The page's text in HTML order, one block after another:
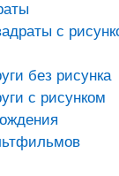
с
без рисунка
с рисунком